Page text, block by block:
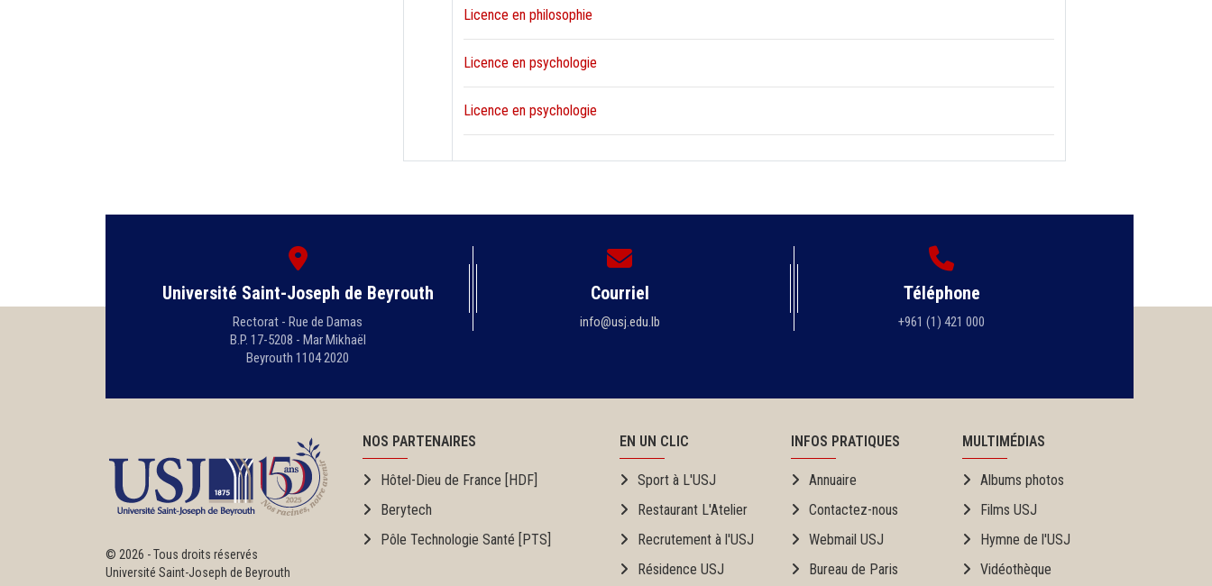
Licence en philosophie
Licence en psychologie
Licence en psychologie
Université Saint-Joseph de Beyrouth
Rectorat - Rue de Damas
B.P. 17-5208 - Mar Mikhaël
Beyrouth 1104 2020
Courriel
info@usj.edu.lb
Téléphone
+961 (1) 421 000
© 2026 - Tous droits réservés
Université Saint-Joseph de Beyrouth
NOS PARTENAIRES
Hôtel-Dieu de France [HDF]
Berytech
Pôle Technologie Santé [PTS]
EN UN CLIC
Sport à L'USJ
Restaurant L'Atelier
Recrutement à l'USJ
Résidence USJ
INFOS PRATIQUES
Annuaire
Contactez-nous
Webmail USJ
Bureau de Paris
MULTIMÉDIAS
Albums photos
Films USJ
Hymne de l'USJ
Vidéothèque